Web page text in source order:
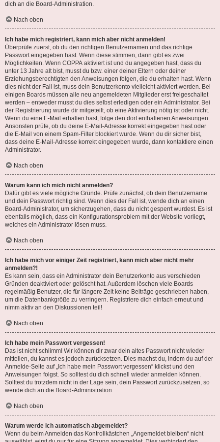
dich an die Board-Administration.
Nach oben
Ich habe mich registriert, kann mich aber nicht anmelden!
Überprüfe zuerst, ob du den richtigen Benutzernamen und das richtige
Passwort eingegeben hast. Wenn diese stimmen, dann gibt es zwei
Möglichkeiten. Wenn COPPA aktiviert ist und du angegeben hast, dass du
unter 13 Jahre alt bist, musst du bzw. einer deiner Eltern oder deiner
Erziehungsberechtigten den Anweisungen folgen, die du erhalten hast. Wenn
dies nicht der Fall ist, muss dein Benutzerkonto vielleicht aktiviert werden. Bei
einigen Boards müssen alle neu angemeldeten Mitglieder erst freigeschaltet
werden – entweder musst du dies selbst erledigen oder ein Administrator. Bei
der Registrierung wurde dir mitgeteilt, ob eine Aktivierung nötig ist oder nicht.
Wenn du eine E-Mail erhalten hast, folge den dort enthaltenen Anweisungen.
Ansonsten prüfe, ob du deine E-Mail-Adresse korrekt eingegeben hast oder
die E-Mail von einem Spam-Filter blockiert wurde. Wenn du dir sicher bist,
dass deine E-Mail-Adresse korrekt eingegeben wurde, dann kontaktiere einen
Administrator.
Nach oben
Warum kann ich mich nicht anmelden?
Dafür gibt es viele mögliche Gründe. Prüfe zunächst, ob dein Benutzername
und dein Passwort richtig sind. Wenn dies der Fall ist, wende dich an einen
Board-Administrator, um sicherzugehen, dass du nicht gesperrt wurdest. Es ist
ebenfalls möglich, dass ein Konfigurationsproblem mit der Website vorliegt,
welches ein Administrator lösen muss.
Nach oben
Ich habe mich vor einiger Zeit registriert, kann mich aber nicht mehr
anmelden?!
Es kann sein, dass ein Administrator dein Benutzerkonto aus verschieden
Gründen deaktiviert oder gelöscht hat. Außerdem löschen viele Boards
regelmäßig Benutzer, die für längere Zeit keine Beiträge geschrieben haben,
um die Datenbankgröße zu verringern. Registriere dich einfach erneut und
nimm aktiv an den Diskussionen teil!
Nach oben
Ich habe mein Passwort vergessen!
Das ist nicht schlimm! Wir können dir zwar dein altes Passwort nicht wieder
mitteilen, du kannst es jedoch zurücksetzen. Dies machst du, indem du auf der
Anmelde-Seite auf „Ich habe mein Passwort vergessen“ klickst und den
Anweisungen folgst. So solltest du dich schnell wieder anmelden können.
Solltest du trotzdem nicht in der Lage sein, dein Passwort zurückzusetzen, so
wende dich an die Board-Administration.
Nach oben
Warum werde ich automatisch abgemeldet?
Wenn du beim Anmelden das Kontrollkästchen „Angemeldet bleiben“ nicht